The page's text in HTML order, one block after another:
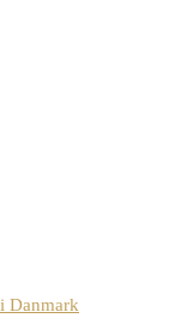
Danmark